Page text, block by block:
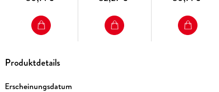
Produktdetails
Erscheinungsdatum